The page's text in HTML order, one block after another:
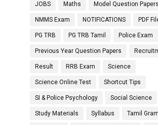
JOBS Maths Model Question Papers
NMMS Exam NOTIFICATIONS PDF
PG TRB PG TRB Tamil Police Exam
Previous Year Question Papers
Result RRB Exam Science
Science Online Test Shortcut Tips
SI & Police Psychology Social Science
Study Materials Syllabus Tamil